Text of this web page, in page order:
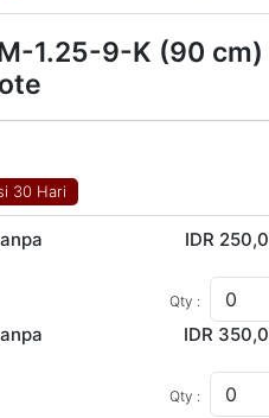
1.25-9-K (90 cm)
30 Hari
IDR
Qty :
IDR
Qty :